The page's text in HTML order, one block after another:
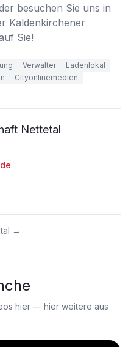
besuchen Sie uns in
Kaldenkirchener
Sie!
Verwalter
Ladenlokal
Cityonlinemedien
Nettetal
→
hier — hier weitere aus